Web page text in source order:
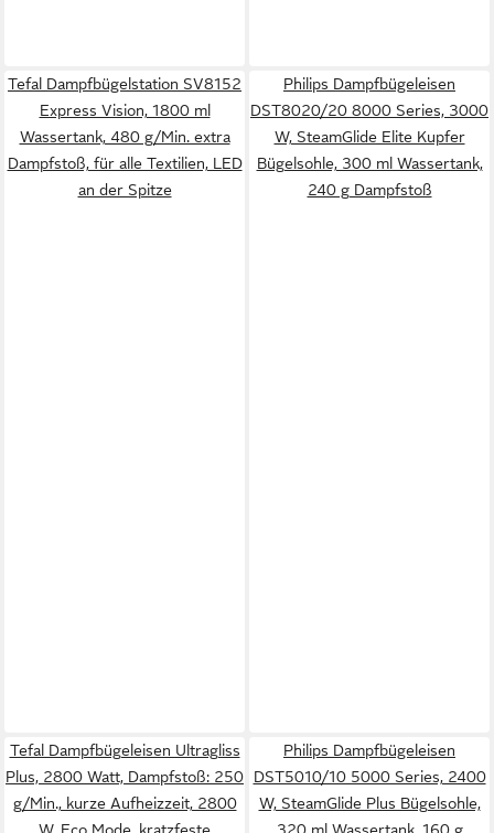
Tefal Dampfbügelstation SV8152
Express Vision, 1800 ml
Wassertank, 480 g/Min. extra
Dampfstoß, für alle Textilien, LED
an der Spitze
Philips Dampfbügeleisen
DST8020/20 8000 Series, 3000
W, SteamGlide Elite Kupfer
Bügelsohle, 300 ml Wassertank,
240 g Dampfstoß
Tefal Dampfbügeleisen Ultragliss
Plus, 2800 Watt, Dampfstoß: 250
g/Min., kurze Aufheizzeit, 2800
Philips Dampfbügeleisen
DST5010/10 5000 Series, 2400
W, SteamGlide Plus Bügelsohle,